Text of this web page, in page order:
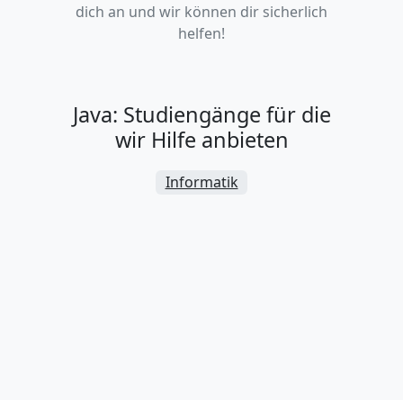
dich an und wir können dir sicherlich
helfen!
Java: Studiengänge für die
wir Hilfe anbieten
Informatik